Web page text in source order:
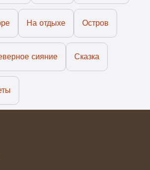
На отдыхе Остров
сияние Сказка